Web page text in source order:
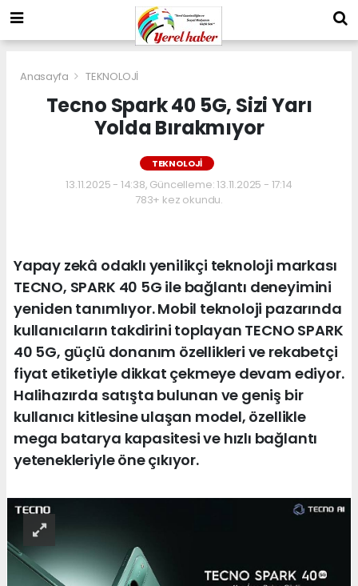
Anasayfa TEKNOLOJİ
Tecno Spark 40 5G, Sizi Yarı
Yolda Bırakmıyor
TEKNOLOJİ
13.11.2025 - 14:38, Güncelleme: 13.11.2025 - 17:14
783+ kez okundu.
Yapay zekâ odaklı yenilikçi teknoloji markası
TECNO, SPARK 40 5G ile bağlantı deneyimini
yeniden tanımlıyor. Mobil teknoloji pazarında
kullanıcıların takdirini toplayan TECNO SPARK
40 5G, güçlü donanım özellikleri ve rekabetçi
fiyat etiketiyle dikkat çekmeye devam ediyor.
Halihazırda satışta bulunan ve geniş bir
kullanıcı kitlesine ulaşan model, özellikle
mega batarya kapasitesi ve hızlı bağlantı
yetenekleriyle öne çıkıyor.